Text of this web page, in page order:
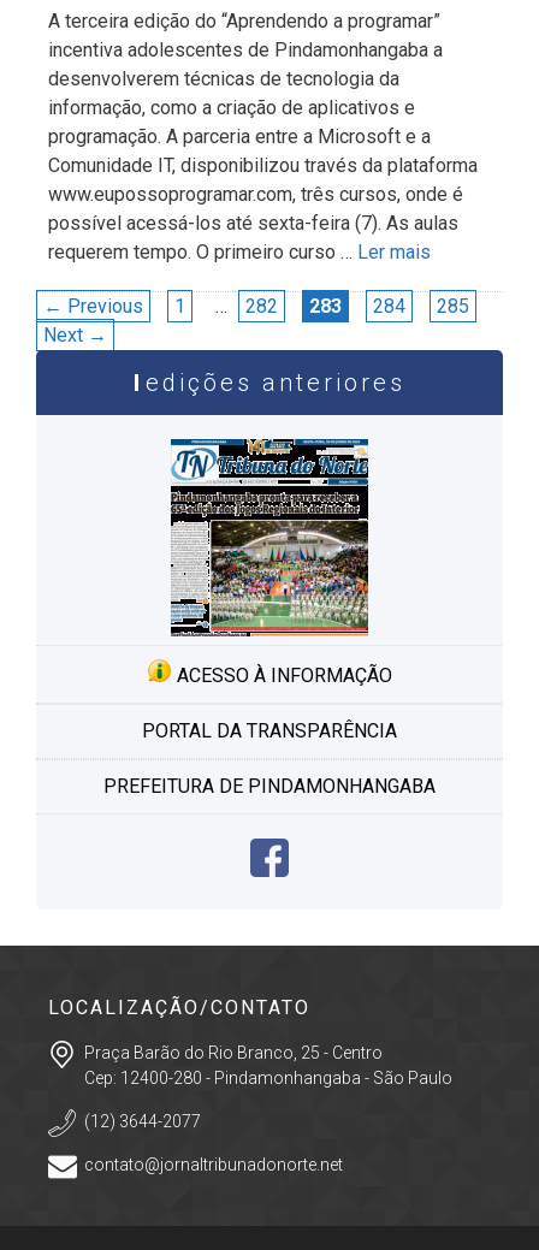
A terceira edição do “Aprendendo a programar”
incentiva adolescentes de Pindamonhangaba a
desenvolverem técnicas de tecnologia da
informação, como a criação de aplicativos e
programação. A parceria entre a Microsoft e a
Comunidade IT, disponibilizou través da plataforma
www.eupossoprogramar.com, três cursos, onde é
possível acessá-los até sexta-feira (7). As aulas
requerem tempo. O primeiro curso … Ler mais
Navegação
de
post
← Previous Page
1 … Page
282 Page
283 Page
284 Page
285
Next →
edições anteriores
ACESSO À INFORMAÇÃO
PORTAL DA TRANSPARÊNCIA
PREFEITURA DE PINDAMONHANGABA
LOCALIZAÇÃO/CONTATO
Praça Barão do Rio Branco, 25 - Centro
Cep: 12400-280 - Pindamonhangaba - São Paulo
(12) 3644-2077
contato@jornaltribunadonorte.net